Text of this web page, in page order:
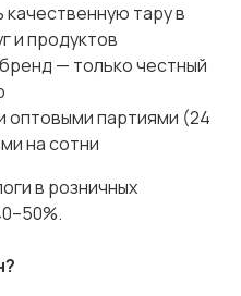
качественную тару в
и продуктов
— только честный
оптовыми партиями (24
на сотни
в розничных